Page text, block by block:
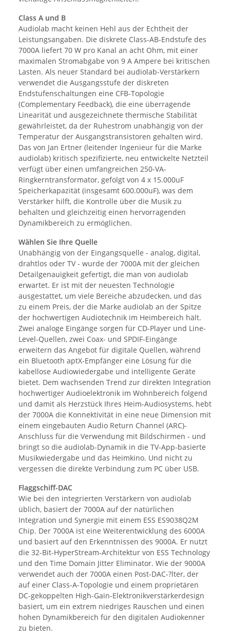
Class A und B
Audiolab macht keinen Hehl aus der Echtheit der
Leistungsangaben. Die diskrete Class-AB-Endstufe des
7000A liefert 70 W pro Kanal an acht Ohm, mit einer
maximalen Stromabgabe von 9 A Ampere bei kritischen
Lasten. Als neuer Standard bei audiolab-Verstärkern
verwendet die Ausgangsstufe der diskreten
Endstufenschaltungen eine CFB-Topologie
(Complementary Feedback), die eine überragende
Linearität und ausgezeichnete thermische Stabilität
gewährleistet, da der Ruhestrom unabhängig von der
Temperatur der Ausgangstransistoren gehalten wird.
Das von Jan Ertner (leitender Ingenieur für die Marke
audiolab) kritisch spezifizierte, neu entwickelte Netzteil
verfügt über einen umfangreichen 250-VA-
Ringkerntransformator, gefolgt von 4 x 15.000uF
Speicherkapazität (insgesamt 600.000uF), was dem
Verstärker hilft, die Kontrolle über die Musik zu
behalten und gleichzeitig einen hervorragenden
Dynamikbereich zu ermöglichen.
Wählen Sie Ihre Quelle
Unabhängig von der Eingangsquelle - analog, digital,
drahtlos oder TV - wurde der 7000A mit der gleichen
Detailgenauigkeit gefertigt, die man von audiolab
erwartet. Er ist mit der neuesten Technologie
ausgestattet, um viele Bereiche abzudecken, und das
zu einem Preis, der die Marke audiolab an der Spitze
der hochwertigen Audiotechnik im Heimbereich hält.
Zwei analoge Eingänge sorgen für CD-Player und Line-
Level-Quellen, zwei Coax- und SPDIF-Eingänge
erweitern das Angebot für digitale Quellen, während
ein Bluetooth aptX-Empfänger eine Lösung für die
kabellose Audiowiedergabe und intelligente Geräte
bietet. Dem wachsenden Trend zur direkten Integration
hochwertiger Audioelektronik im Wohnbereich folgend
und damit als Herzstück Ihres Heim-Audiosystems, hebt
der 7000A die Konnektivität in eine neue Dimension mit
einem eingebauten Audio Return Channel (ARC)-
Anschluss für die Verwendung mit Bildschirmen - und
bringt so die audiolab-Dynamik in die TV-App-basierte
Musikwiedergabe und das Heimkino. Und nicht zu
vergessen die direkte Verbindung zum PC über USB.
Flaggschiff-DAC
Wie bei den integrierten Verstärkern von audiolab
üblich, basiert der 7000A auf der natürlichen
Integration und Synergie mit einem ESS ES9038Q2M
Chip. Der 7000A ist eine Weiterentwicklung des 6000A
und basiert auf den Erkenntnissen des 9000A. Er nutzt
die 32-Bit-HyperStream-Architektur von ESS Technology
und den Time Domain Jitter Eliminator. Wie der 9000A
verwendet auch der 7000A einen Post-DAC-?lter, der
auf einer Class-A-Topologie und einem proprietären
DC-gekoppelten High-Gain-Elektronikverstärkerdesign
basiert, um ein extrem niedriges Rauschen und einen
hohen Dynamikbereich für den digitalen Audiokenner
zu bieten.